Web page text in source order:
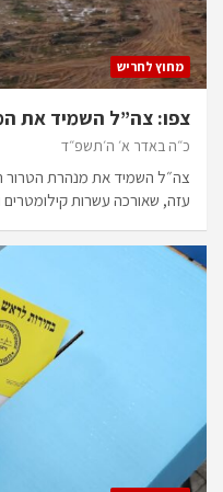
מחוץ לחריש
צפו: צה”ל השמיד את
כ״ה באדר א׳ ה׳תשפ״ד
צה״ל השמיד את מנהרת הטרור
עזה, שאורכה עשרות קילומטרים